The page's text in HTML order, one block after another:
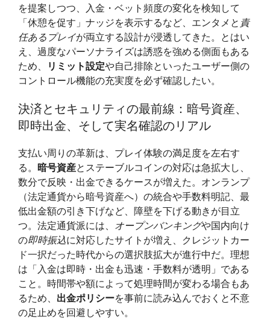
を提案しつつ、入金・ベット頻度の変化を検知して
「休憩を促す」ナッジを表示するなど、エンタメと 責
任あるプレイが両立する設計が浸透してきた。とはい
え、過度なパーソナライズは誘惑を強める側面もある
ため、
リミット設定や自己排除といったユーザー側の
コントロール機能の充実度を必ず確認したい。
決済とセキュリティの最前線：暗号資産、
即時出金、そして実名確認のリアル
支払い周りの革新は、プレイ体験の満足度を左右す
る。 暗号資産とステーブルコインの対応は急拡大し、
数分で反映・出金できるケースが増えた。オンランプ
（法定通貨から暗号資産へ）の統合や手数料明記、最
低出金額の引き下げなど、障壁を下げる動きが目立
つ。法定通貨派には、 オープンバンキングや国内向け
の即時振込に対応したサイトが増え、クレジットカー
ド一択だった時代からの選択肢拡大が進行中だ。理想
は「入金は即時・出金も迅速・手数料が透明」である
こと。時間帯や額によって処理時間が変わる場合もあ
るため、 出金ポリシーを事前に読み込んでおくと不意
の足止めを回避しやすい。